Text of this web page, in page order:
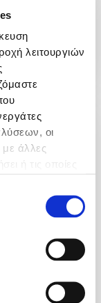
λειτουργιών
οι
με άλλες